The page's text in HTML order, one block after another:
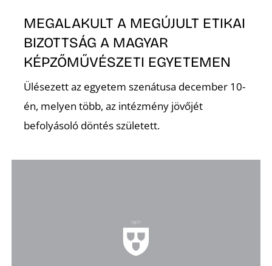
MEGALAKULT A MEGÚJULT ETIKAI
BIZOTTSÁG A MAGYAR
KÉPZŐMŰVÉSZETI EGYETEMEN
Ülésezett az egyetem szenátusa december 10-
én, melyen több, az intézmény jövőjét
befolyásoló döntés született.